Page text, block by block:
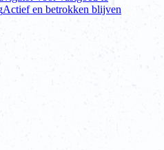
Actief en betrokken blijven